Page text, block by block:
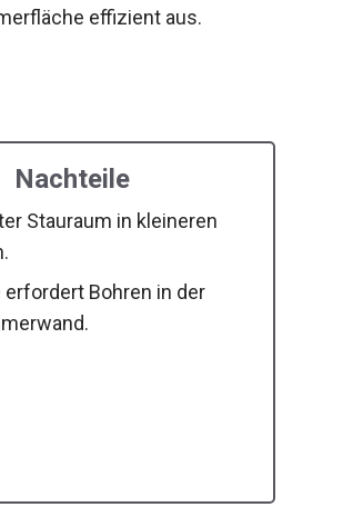
effizient aus.
Nachteile
Stauraum in kleineren
erfordert Bohren in der